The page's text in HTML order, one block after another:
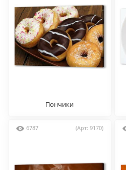
Пончики
6787 (Арт: 9170)